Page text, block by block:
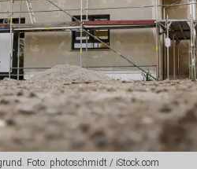
Foto: photoschmidt / iStock.com